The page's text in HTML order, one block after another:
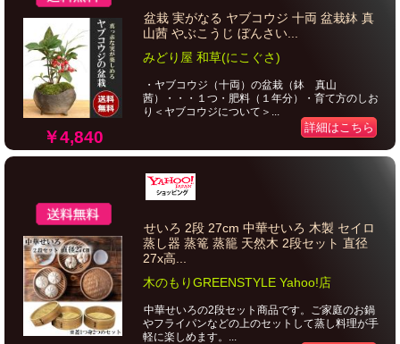
￥4,840
盆栽 実がなる ヤブコウジ 十両 盆栽鉢 真
山茜 やぶこうじ ぼんさい...
みどり屋 和草(にこぐさ)
・ヤブコウジ（十両）の盆栽（鉢 真山
茜）・・・１つ・肥料（１年分）・育て方のしお
り＜ヤブコウジについて＞...
詳細はこちら
せいろ 2段 27cm 中華せいろ 木製 セイロ
蒸し器 蒸篭 蒸籠 天然木 2段セット 直径
27x高...
木のもりGREENSTYLE Yahoo!店
中華せいろの2段セット商品です。ご家庭のお鍋
やフライパンなどの上のセットして蒸し料理が手
軽に楽しめます。...